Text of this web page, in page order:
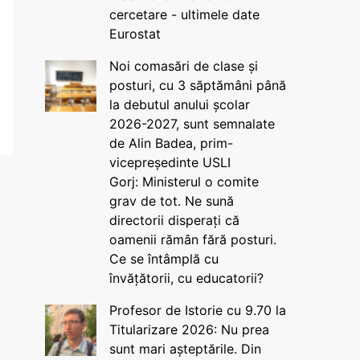
cercetare - ultimele date
Eurostat
Noi comasări de clase și
posturi, cu 3 săptămâni până
la debutul anului școlar
2026-2027, sunt semnalate
de Alin Badea, prim-
vicepreședinte USLI
Gorj: Ministerul o comite
grav de tot. Ne sună
directorii disperați că
oamenii rămân fără posturi.
Ce se întâmplă cu
învățătorii, cu educatorii?
Profesor de Istorie cu 9.70 la
Titularizare 2026: Nu prea
sunt mari așteptările. Din